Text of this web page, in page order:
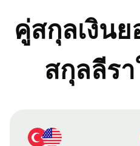
คู่สกุลเงิน
สกุลลีร